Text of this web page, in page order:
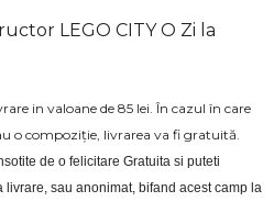
LEGO CITY O Zi la
in valoane de 85 lei. În cazul în care
o compoziție, livrarea va fi gratuită.
de o felicitare Gratuita si puteti
sau anonimat, bifand acest camp la